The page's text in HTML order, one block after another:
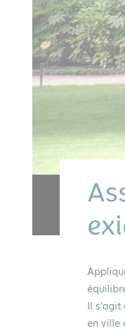
Il s'agit
en ville